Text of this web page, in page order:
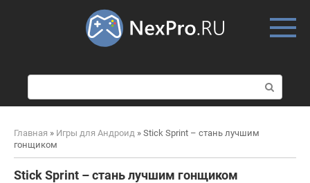
о
и
к
Главная » Игры для Андроид » Stick Sprint – стань лучшим
гонщиком
Stick Sprint – стань лучшим гонщиком